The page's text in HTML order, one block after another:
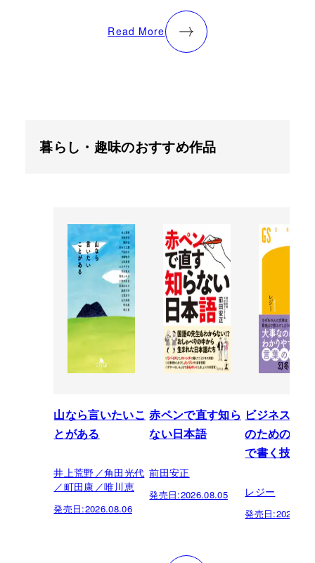
Read More
暮らし・趣味のおすすめ作品
山なら言いたいこ
とがある
井上荒野／角田光代
／町田康／唯川恵
発売日:2026.08.06
赤ペンで直す知ら
ない日本語
前田安正
発売日:2026.08.05
ビジネスパ
のための「
で書く技術
レジー
発売日: